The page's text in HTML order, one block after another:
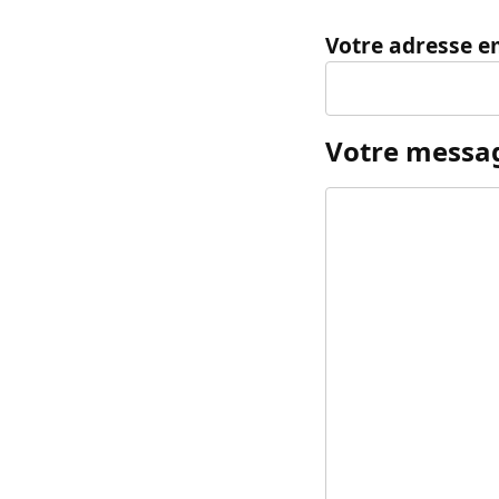
Votre adresse
Votre